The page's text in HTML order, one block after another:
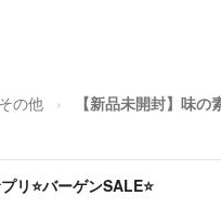
その他 【新品未開封】味
リ⭐バーゲンSALE⭐